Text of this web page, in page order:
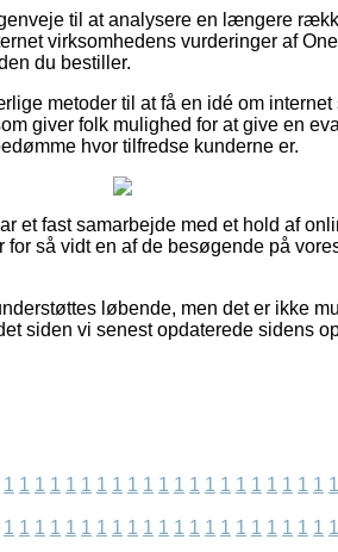
til at analysere en længere
virksomhedens vurderinger af
du bestiller.
metoder til at få en idé om
giver folk mulighed for at give en
hvor tilfredse kunderne er.
et fast samarbejde med et hold af
så vidt en af de besøgende på
løbende, men det er ikke
siden vi senest opdaterede sidens
1 1 1 1 1 1 1 1 1 1 1 1 1 1 1 1 1 1 1 1 1 1
1 1 1 1 1 1 1 1 1 1 1 1 1 1 1 1 1 1 1 1 1 1